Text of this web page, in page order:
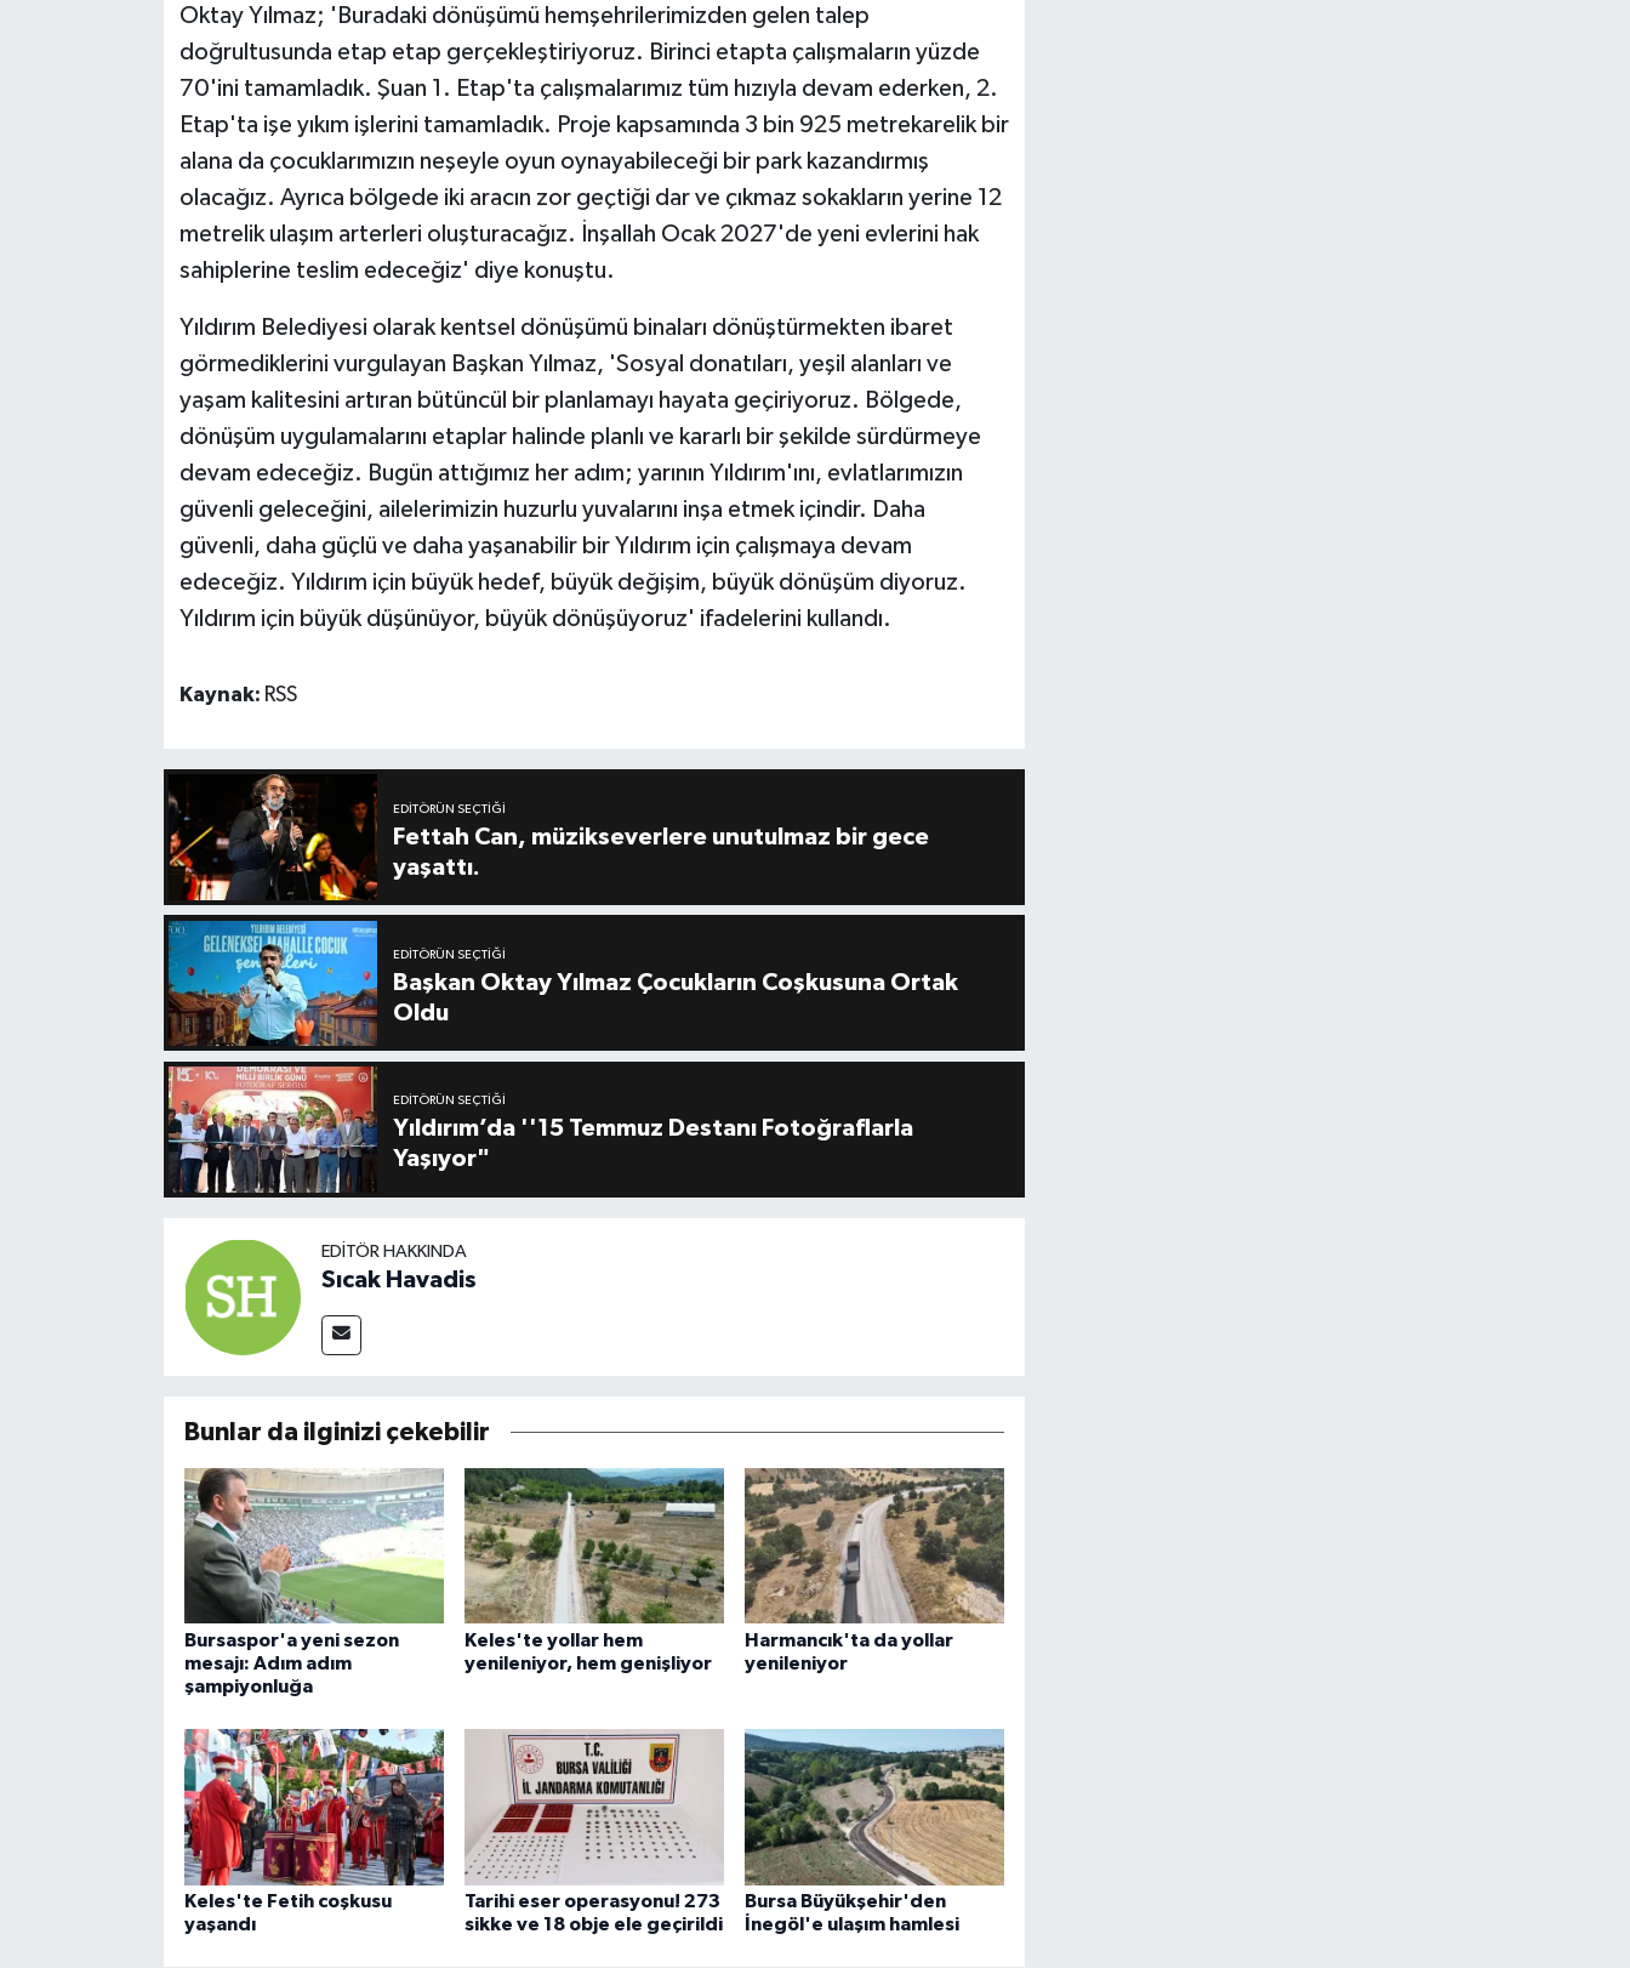
Oktay Yılmaz; 'Buradaki dönüşümü hemşehrilerimizden gelen talep
doğrultusunda etap etap gerçekleştiriyoruz. Birinci etapta çalışmaların yüzde
70'ini tamamladık. Şuan 1. Etap'ta çalışmalarımız tüm hızıyla devam ederken, 2.
Etap'ta işe yıkım işlerini tamamladık. Proje kapsamında 3 bin 925 metrekarelik bir
alana da çocuklarımızın neşeyle oyun oynayabileceği bir park kazandırmış
olacağız. Ayrıca bölgede iki aracın zor geçtiği dar ve çıkmaz sokakların yerine 12
metrelik ulaşım arterleri oluşturacağız. İnşallah Ocak 2027'de yeni evlerini hak
sahiplerine teslim edeceğiz' diye konuştu.
Yıldırım Belediyesi olarak kentsel dönüşümü binaları dönüştürmekten ibaret
görmediklerini vurgulayan Başkan Yılmaz, 'Sosyal donatıları, yeşil alanları ve
yaşam kalitesini artıran bütüncül bir planlamayı hayata geçiriyoruz. Bölgede,
dönüşüm uygulamalarını etaplar halinde planlı ve kararlı bir şekilde sürdürmeye
devam edeceğiz. Bugün attığımız her adım; yarının Yıldırım'ını, evlatlarımızın
güvenli geleceğini, ailelerimizin huzurlu yuvalarını inşa etmek içindir. Daha
güvenli, daha güçlü ve daha yaşanabilir bir Yıldırım için çalışmaya devam
edeceğiz. Yıldırım için büyük hedef, büyük değişim, büyük dönüşüm diyoruz.
Yıldırım için büyük düşünüyor, büyük dönüşüyoruz' ifadelerini kullandı.
Kaynak: RSS
EDITÖRÜN SEÇTIĞI
Fettah Can, müzikseverlere unutulmaz bir gece
yaşattı.
EDITÖRÜN SEÇTIĞI
Başkan Oktay Yılmaz Çocukların Coşkusuna Ortak
Oldu
EDITÖRÜN SEÇTIĞI
Yıldırım’da ''15 Temmuz Destanı Fotoğraflarla
Yaşıyor"
EDITÖR HAKKINDA
Sıcak Havadis
Bunlar da ilginizi çekebilir
Bursaspor'a yeni sezon
mesajı: Adım adım
şampiyonluğa
Keles'te yollar hem
yenileniyor, hem genişliyor
Harmancık'ta da yollar
yenileniyor
Keles'te Fetih coşkusu
yaşandı
Tarihi eser operasyonu! 273
sikke ve 18 obje ele geçirildi
Bursa Büyükşehir'den
İnegöl'e ulaşım hamlesi